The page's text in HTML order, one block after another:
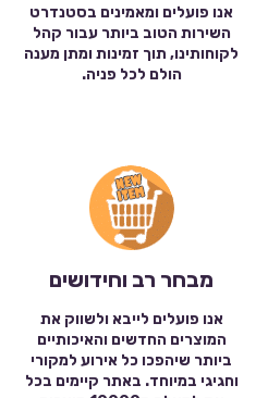
אנו פועלים ומאמינים בסטנדרט
השירות הטוב ביותר עבור קהל
לקוחותינו, תוך זמינות ומתן מענה
הולם לכל פניה.
מבחר רב וחידושים
אנו פועלים לייבא ולשווק את
המוצרים החדשים והאיכותיים
ביותר שיהפכו כל אירוע למקורי
וחגיגי במיוחד. באתר קיימים בכל